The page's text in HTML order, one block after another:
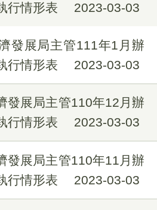
行情形表
2023-03-03
發展局主管111年1月辦
行情形表
2023-03-03
發展局主管110年12月辦
行情形表
2023-03-03
發展局主管110年11月辦
行情形表
2023-03-03